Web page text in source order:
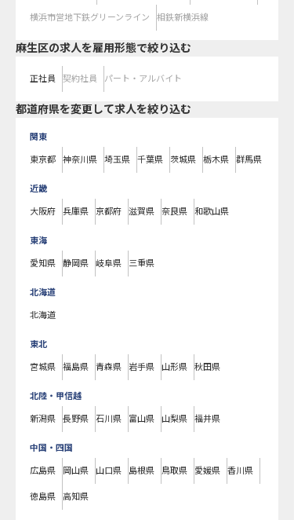
横浜市営地下鉄グリーンライン 相鉄新横浜線
麻生区の求人を雇用形態で絞り込む
正社員 契約社員 パート・アルバイト
都道府県を変更して求人を絞り込む
関東
東京都 神奈川県 埼玉県 千葉県 茨城県 栃木県 群馬県
近畿
大阪府 兵庫県 京都府 滋賀県 奈良県 和歌山県
東海
愛知県 静岡県 岐阜県 三重県
北海道
北海道
東北
宮城県 福島県 青森県 岩手県 山形県 秋田県
北陸・甲信越
新潟県 長野県 石川県 富山県 山梨県 福井県
中国・四国
広島県 岡山県 山口県 島根県 鳥取県 愛媛県 香川県
徳島県 高知県